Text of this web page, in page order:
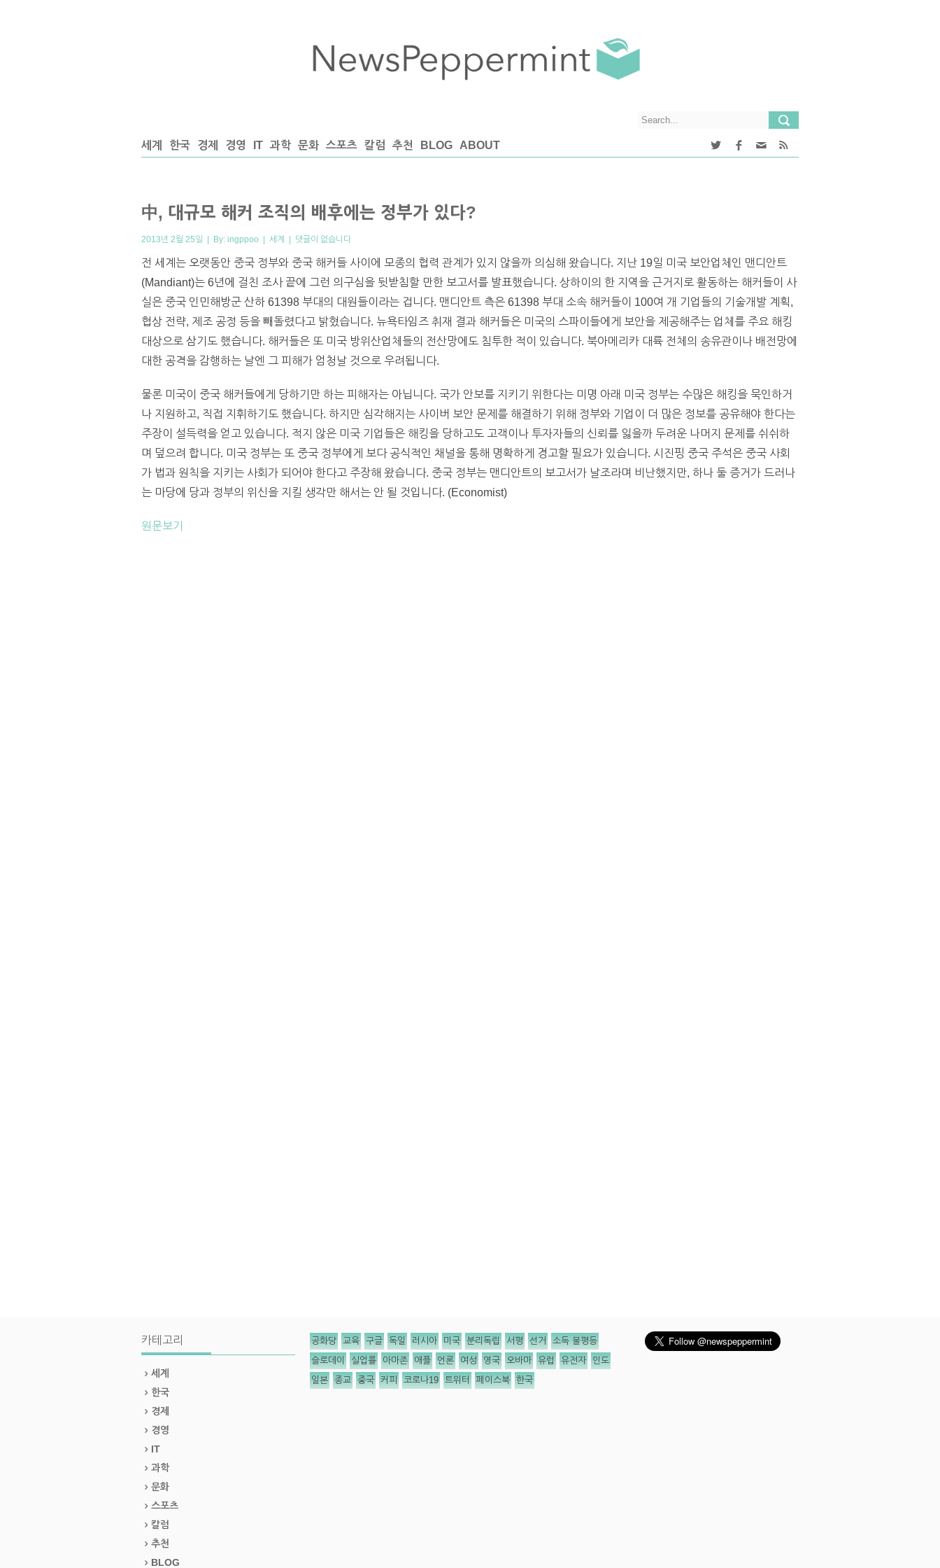
세계 한국 경제 경영 IT 과학 문화 스포츠 칼럼 추천 BLOG ABOUT
中, 대규모 해커 조직의 배후에는 정부가 있다?
2013년 2월 25일 | By: ingppoo | 세계 | 댓글이 없습니다
전 세계는 오랫동안 중국 정부와 중국 해커들 사이에 모종의 협력 관계가 있지 않을까 의심해 왔습니다. 지난 19일 미국 보안업체인 맨디안트
(Mandiant)는 6년에 걸친 조사 끝에 그런 의구심을 뒷받침할 만한 보고서를 발표했습니다. 상하이의 한 지역을 근거지로 활동하는 해커들이 사
실은 중국 인민해방군 산하 61398 부대의 대원들이라는 겁니다. 맨디안트 측은 61398 부대 소속 해커들이 100여 개 기업들의 기술개발 계획,
협상 전략, 제조 공정 등을 빼돌렸다고 밝혔습니다. 뉴욕타임즈 취재 결과 해커들은 미국의 스파이들에게 보안을 제공해주는 업체를 주요 해킹
대상으로 삼기도 했습니다. 해커들은 또 미국 방위산업체들의 전산망에도 침투한 적이 있습니다. 북아메리카 대륙 전체의 송유관이나 배전망에
대한 공격을 감행하는 날엔 그 피해가 엄청날 것으로 우려됩니다.
물론 미국이 중국 해커들에게 당하기만 하는 피해자는 아닙니다. 국가 안보를 지키기 위한다는 미명 아래 미국 정부는 수많은 해킹을 묵인하거
나 지원하고, 직접 지휘하기도 했습니다. 하지만 심각해지는 사이버 보안 문제를 해결하기 위해 정부와 기업이 더 많은 정보를 공유해야 한다는
주장이 설득력을 얻고 있습니다. 적지 않은 미국 기업들은 해킹을 당하고도 고객이나 투자자들의 신뢰를 잃을까 두려운 나머지 문제를 쉬쉬하
며 덮으려 합니다. 미국 정부는 또 중국 정부에게 보다 공식적인 채널을 통해 명확하게 경고할 필요가 있습니다. 시진핑 중국 주석은 중국 사회
가 법과 원칙을 지키는 사회가 되어야 한다고 주장해 왔습니다. 중국 정부는 맨디안트의 보고서가 날조라며 비난했지만, 하나 둘 증거가 드러나
는 마당에 당과 정부의 위신을 지킬 생각만 해서는 안 될 것입니다. (Economist)
원문보기
카테고리
세계
한국
경제
경영
IT
과학
문화
스포츠
칼럼
추천
BLOG
공화당 교육 구글 독일 러시아 미국 분리독립 서평 선거 소득 불평등
슬로데이 실업률 아마존 애플 언론 여성 영국 오바마 유럽 유전자 인도
일본 종교 중국 커피 코로나19 트위터 페이스북 한국